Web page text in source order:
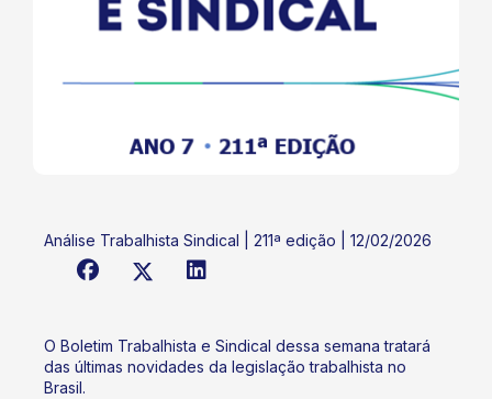
Análise Trabalhista Sindical | 211ª edição | 12/02/2026
O Boletim Trabalhista e Sindical dessa semana tratará
das últimas novidades da legislação trabalhista no
Brasil.